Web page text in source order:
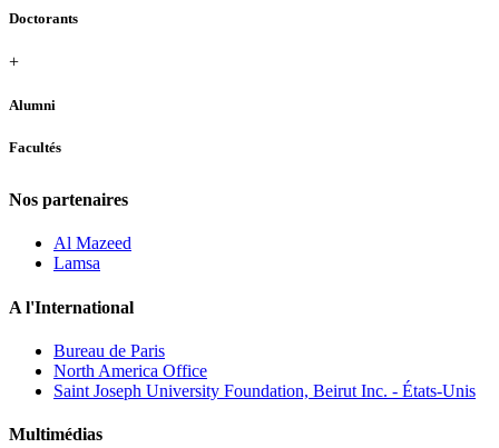
Doctorants
+
Alumni
Facultés
Nos partenaires
Al Mazeed
Lamsa
A l'International
Bureau de Paris
North America Office
Saint Joseph University Foundation, Beirut Inc. - États-Unis
Multimédias